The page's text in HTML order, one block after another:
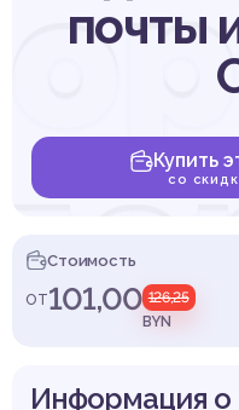
почты
Купить
со
Стоимость
от101,00 126,25
BYN
Информация о